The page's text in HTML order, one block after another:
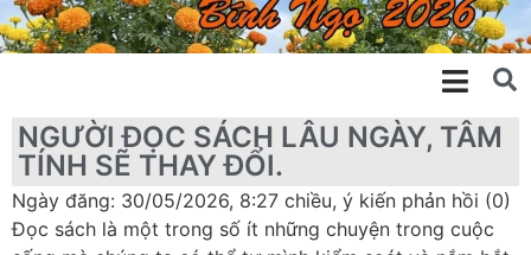
NGƯỜI ĐỌC SÁCH LÂU NGÀY, TÂM
TÍNH SẼ THAY ĐỔI.
Ngày đăng: 30/05/2026, 8:27 chiều, ý kiến phản hồi (0)
Đọc sách là một trong số ít những chuyện trong cuộc